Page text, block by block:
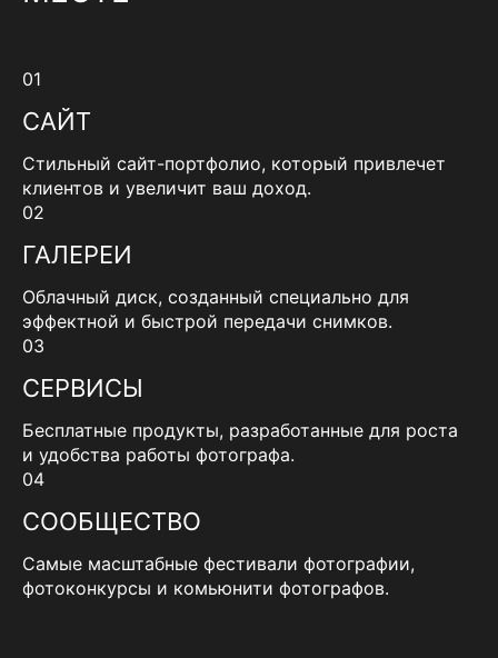
01
САЙТ
Стильный сайт-портфолио, который привлечет
клиентов и увеличит ваш доход.
02
ГАЛЕРЕИ
Облачный диск, созданный специально для
эффектной и быстрой передачи снимков.
03
СЕРВИСЫ
Бесплатные продукты, разработанные для роста
и удобства работы фотографа.
04
СООБЩЕСТВО
Самые масштабные фестивали фотографии,
фотоконкурсы и комьюнити фотографов.